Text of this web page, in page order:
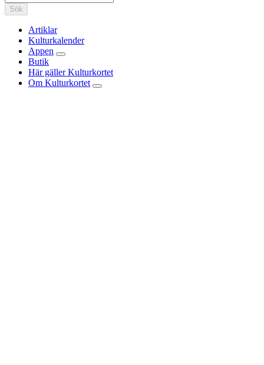
Sök
Artiklar
Kulturkalender
Appen
Butik
Här gäller Kulturkortet
Om Kulturkortet